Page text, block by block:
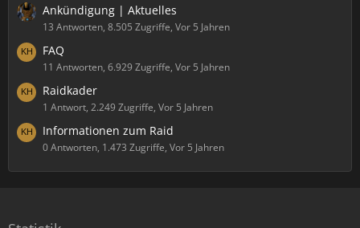
Ankündigung | Aktuelles
13 Antworten, 8.505 Zugriffe, Vor 5 Jahren
FAQ
11 Antworten, 6.929 Zugriffe, Vor 5 Jahren
Raidkader
1 Antwort, 2.249 Zugriffe, Vor 5 Jahren
Informationen zum Raid
0 Antworten, 1.473 Zugriffe, Vor 5 Jahren